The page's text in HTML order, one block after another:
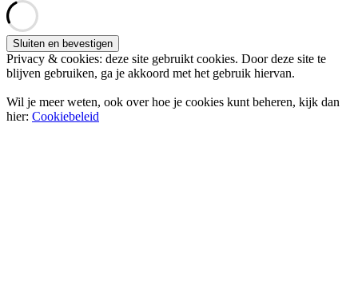
get
Privacy & cookies: deze site gebruikt cookies. Door deze site te
blijven gebruiken, ga je akkoord met het gebruik hiervan.
Wil je meer weten, ook over hoe je cookies kunt beheren, kijk dan
hier: Cookiebeleid